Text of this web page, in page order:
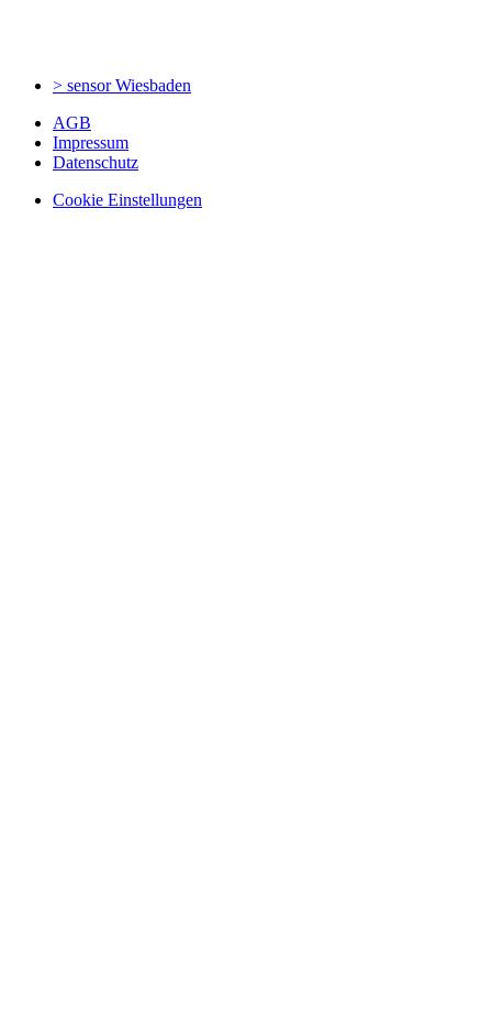
> sensorWiesbaden
AGB
Impressum
Datenschutz
Cookie Einstellungen